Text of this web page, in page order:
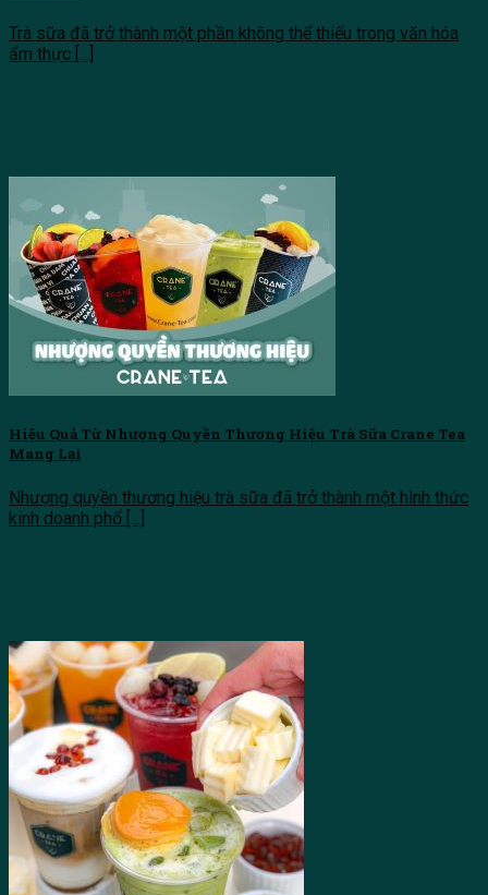
Trà sữa đã trở thành một phần không thể thiếu trong văn hóa
ẩm thực [...]
Hiệu Quả Từ Nhượng Quyền Thương Hiệu Trà Sữa Crane Tea
Mang Lại
Nhượng quyền thương hiệu trà sữa đã trở thành một hình thức
kinh doanh phổ [...]